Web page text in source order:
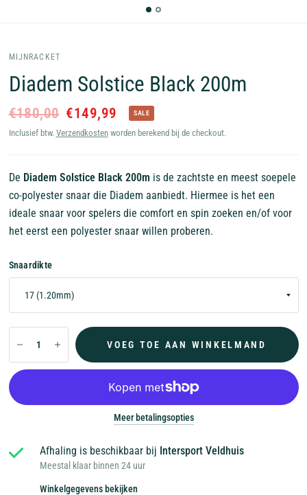
MIJNRACKET
Diadem Solstice Black 200m
€180,00 €149,99 SALE
Inclusief btw. Verzendkostenworden berekend bij de checkout.
De Diadem Solstice Black 200m is de zachtste en meest soepele
co-polyester snaar die Diadem aanbiedt. Hiermee is het een
ideale snaar voor spelers die comfort en spin zoeken en/of voor
het eerst een polyester snaar willen proberen.
Snaardikte
VOEG TOE AAN WINKELMAND
Meer betalingsopties
Afhaling is beschikbaar bij Intersport Veldhuis
Meestal klaar binnen 24 uur
Winkelgegevens bekijken